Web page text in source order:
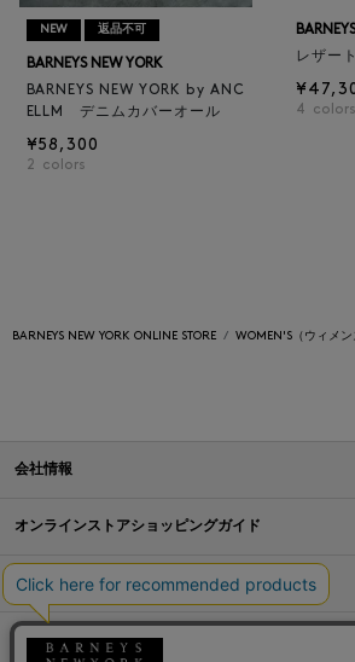
NEW 返品不可
BARNEYS NEW YORK
BARNEYS NEW YORK by ANC
ELLM デニムカバーオール
¥58,300
2 colors
レザー
4 colors
BARNEYS NEW YORK ONLINE STORE WOMEN'S（ウィメン
会社情報
オンラインストアショッピングガイド
店舗情報
サービス